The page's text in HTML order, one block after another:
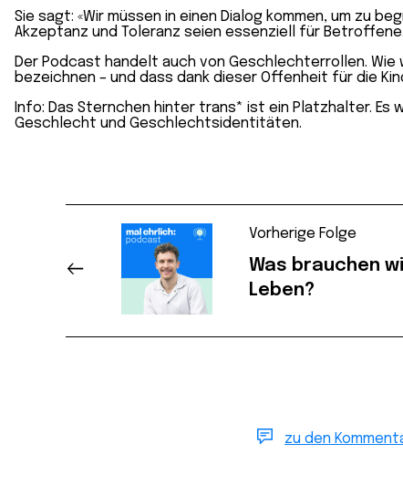
Sie sagt: «Wir müssen in einen Dialog kommen, um zu
Akzeptanz und Toleranz seien essenziell für Betroffene.
Der Podcast handelt auch von Geschlechterrollen.
bezeichnen – und dass dank dieser Offenheit für die
Info: Das Sternchen hinter trans* ist ein Platzhalter.
Geschlecht und Geschlechtsidentitäten.
Vorherige Folge
Was brauchen
Leben?
zu den